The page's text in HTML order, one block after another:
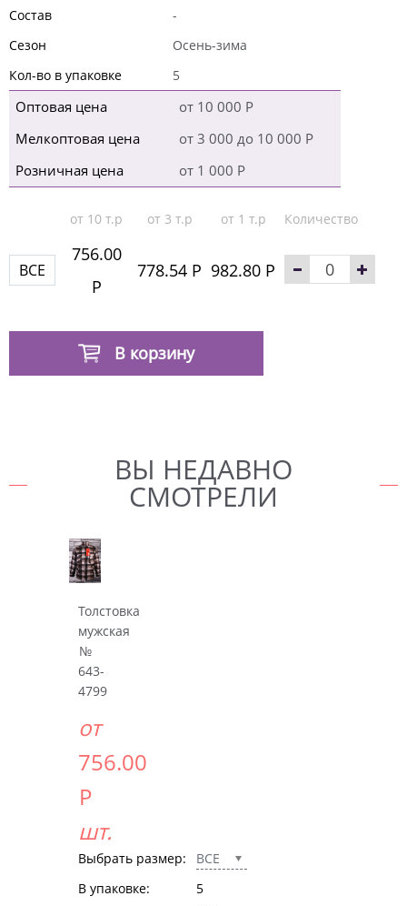
Состав
-
Сезон
Осень-зима
Кол-во в упаковке
5
Оптовая цена
от 10 000 Р
Мелкоптовая цена
от 3 000 до 10 000 Р
Розничная цена
от 1 000 Р
от 10 т.р от 3 т.р от 1 т.р Количество
ВСЕ
756.00
Р
778.54 Р 982.80 Р
В корзину
ВЫ НЕДАВНО
СМОТРЕЛИ
Толстовка
мужская
№
643-
4799
от
756.00
Р
шт.
Выбрать размер:
ВСЕ
В упаковке:
5